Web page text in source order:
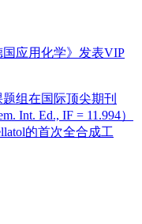
应用化学》发表VIP
组在国际顶尖期刊
Int. Ed., IF = 11.994）
的首次全合成工